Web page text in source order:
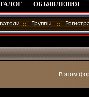
ОБЪЯВЛЕНИЯ
Группы
В этом